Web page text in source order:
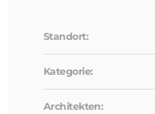
Standort:
Kategorie:
Architekten: